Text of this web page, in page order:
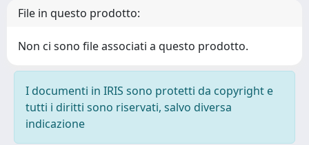
File in questo prodotto:
Non ci sono file associati a questo prodotto.
I documenti in IRIS sono protetti da copyright e
tutti i diritti sono riservati, salvo diversa
indicazione